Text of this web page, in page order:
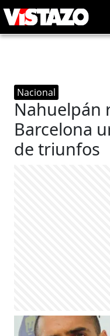
Nacional
Nahuelpán
Barcelona
de triunfos